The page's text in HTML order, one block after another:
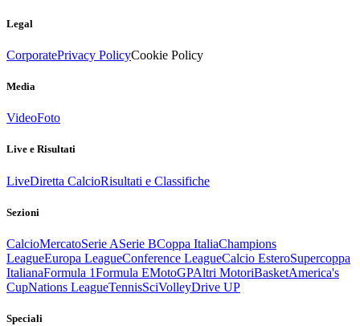
Legal
CorporatePrivacy PolicyCookie Policy
Media
VideoFoto
Live e Risultati
LiveDiretta CalcioRisultati e Classifiche
Sezioni
CalcioMercatoSerie ASerie BCoppa ItaliaChampions
LeagueEuropa LeagueConference LeagueCalcio EsteroSupercoppa
ItalianaFormula 1Formula EMotoGPAltri MotoriBasketAmerica's
CupNations LeagueTennisSciVolleyDrive UP
Speciali